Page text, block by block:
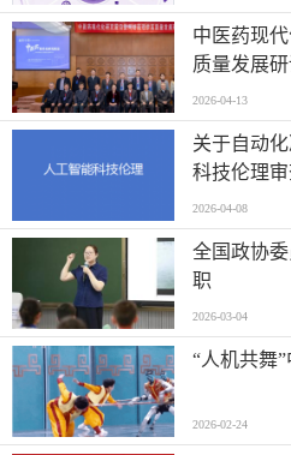
中医药现
质量发展
教授做主题
2026-04-13
关于自动
科技伦理
发
2026-04-08
全国政协
职
2026-03-04
“人机共舞
2026-02-24